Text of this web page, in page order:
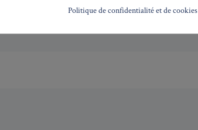
politique de confidentialité
Politique de confidentialité et de cookies